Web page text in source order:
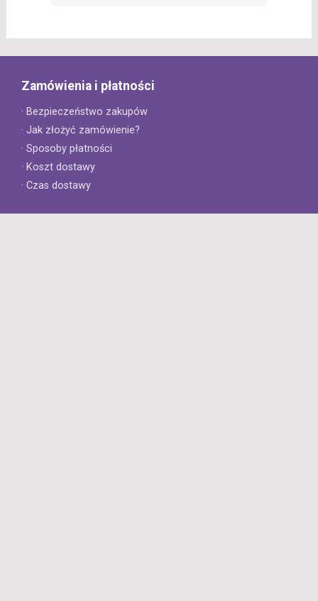
Zamówienia i płatności
· Bezpieczeństwo zakupów
· Jak złożyć zamówienie?
· Sposoby płatności
· Koszt dostawy
· Czas dostawy